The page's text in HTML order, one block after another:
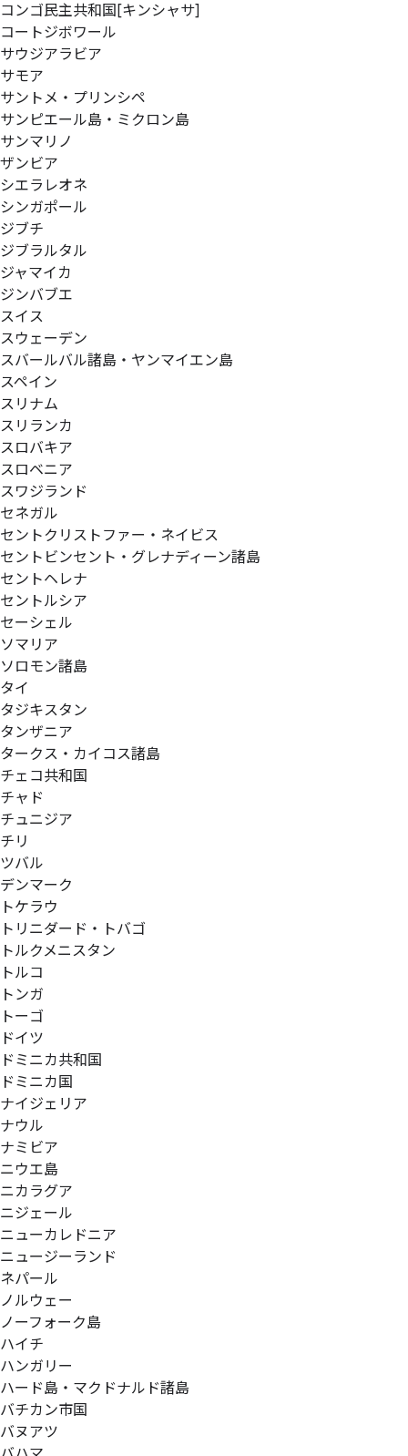
コンゴ民主共和国[キンシャサ]
コートジボワール
サウジアラビア
サモア
サントメ・プリンシペ
サンピエール島・ミクロン島
サンマリノ
ザンビア
シエラレオネ
シンガポール
ジブチ
ジブラルタル
ジャマイカ
ジンバブエ
スイス
スウェーデン
スバールバル諸島・ヤンマイエン島
スペイン
スリナム
スリランカ
スロバキア
スロベニア
スワジランド
セネガル
セントクリストファー・ネイビス
セントビンセント・グレナディーン諸島
セントヘレナ
セントルシア
セーシェル
ソマリア
ソロモン諸島
タイ
タジキスタン
タンザニア
タークス・カイコス諸島
チェコ共和国
チャド
チュニジア
チリ
ツバル
デンマーク
トケラウ
トリニダード・トバゴ
トルクメニスタン
トルコ
トンガ
トーゴ
ドイツ
ドミニカ共和国
ドミニカ国
ナイジェリア
ナウル
ナミビア
ニウエ島
ニカラグア
ニジェール
ニューカレドニア
ニュージーランド
ネパール
ノルウェー
ノーフォーク島
ハイチ
ハンガリー
ハード島・マクドナルド諸島
バチカン市国
バヌアツ